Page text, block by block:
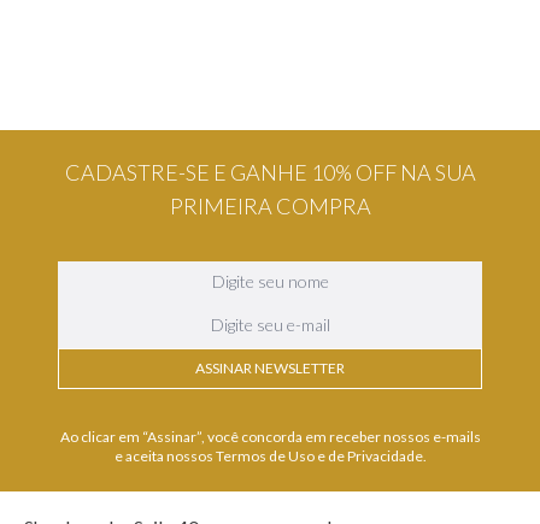
CADASTRE-SE E GANHE 10% OFF NA SUA
PRIMEIRA COMPRA
ASSINAR NEWSLETTER
Ao clicar em “Assinar”, você concorda em receber nossos e-mails
e aceita nossos Termos de Uso e de Privacidade.